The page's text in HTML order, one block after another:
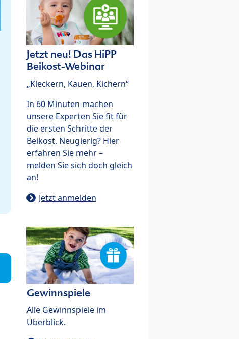
Jetzt neu! Das HiPP
Beikost-Webinar
„Kleckern, Kauen, Kichern“
In 60 Minuten machen
unsere Experten Sie fit für
die ersten Schritte der
Beikost. Neugierig? Hier
erfahren Sie mehr –
melden Sie sich doch gleich
an!
Jetzt anmelden
Gewinnspiele
Alle Gewinnspiele im
Überblick.